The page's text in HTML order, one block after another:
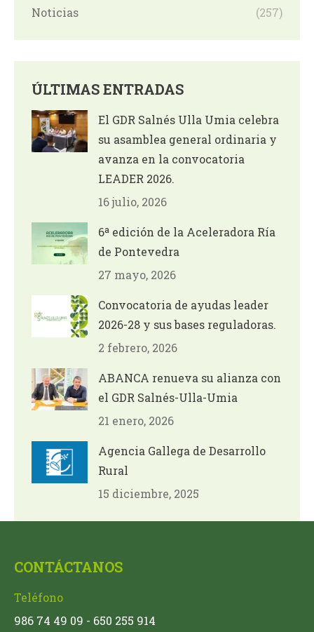
Noticias
(257)
ÚLTIMAS ENTRADAS
El GDR Salnés Ulla Umia celebra
su asamblea general ordinaria y
avanza en la convocatoria
LEADER 2026.
16 julio, 2026
6ª edición de la Aceleradora Ría
de Pontevedra
27 mayo, 2026
Convocatoria de ayudas leader
2026-28 y sus bases reguladoras.
2 febrero, 2026
ABANCA renueva su alianza con
el GDR Salnés-Ulla-Umia
21 enero, 2026
Agencia Gallega de Desarrollo
Rural
15 diciembre, 2025
CONTÁCTANOS
Teléfono
986 74 49 09 - 650 255 914